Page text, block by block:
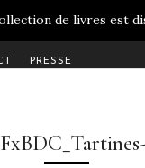
de livres est
PRESSE